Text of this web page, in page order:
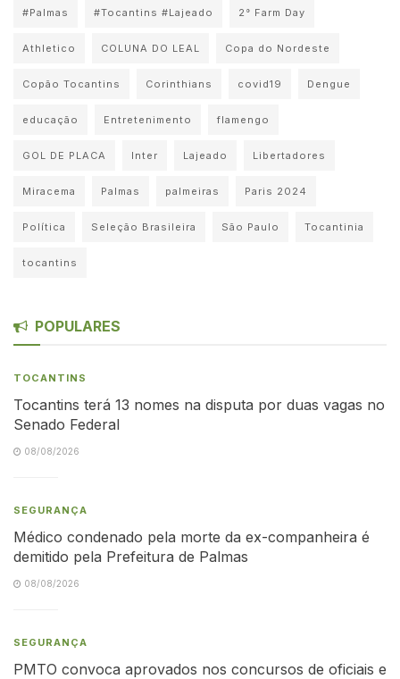
#Palmas #Tocantins #Lajeado 2° Farm Day
Athletico COLUNA DO LEAL Copa do Nordeste
Copão Tocantins Corinthians covid19 Dengue
educação Entretenimento flamengo
GOL DE PLACA Inter Lajeado Libertadores
Miracema Palmas palmeiras Paris 2024
Política Seleção Brasileira São Paulo Tocantinia
tocantins
POPULARES
TOCANTINS
Tocantins terá 13 nomes na disputa por duas vagas no
Senado Federal
08/08/2026
SEGURANÇA
Médico condenado pela morte da ex-companheira é
demitido pela Prefeitura de Palmas
08/08/2026
SEGURANÇA
PMTO convoca aprovados nos concursos de oficiais e